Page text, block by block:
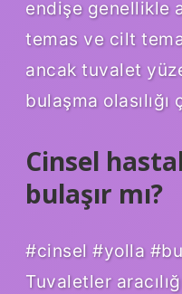
endişe genellikle
temas ve cilt
ancak tuvalet
bulaşma
Cinsel
bulaşır mı?
#cinsel #yolla
Tuvaletler